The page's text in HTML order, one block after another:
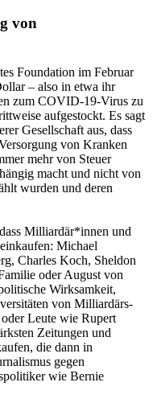
von
Foundation im Februar
– also in etwa ihr
zum COVID-19-Virus zu
aufgestockt. Es sagt
Gesellschaft aus, dass
von Kranken
mehr von Steuer
macht und nicht von
wurden und deren
Milliardär*innen und
Michael
Charles Koch, Sheldon
oder August von
Wirksamkeit,
von Milliardärs-
Leute wie Rupert
Zeitungen und
die dann in
gegen
wie Bernie